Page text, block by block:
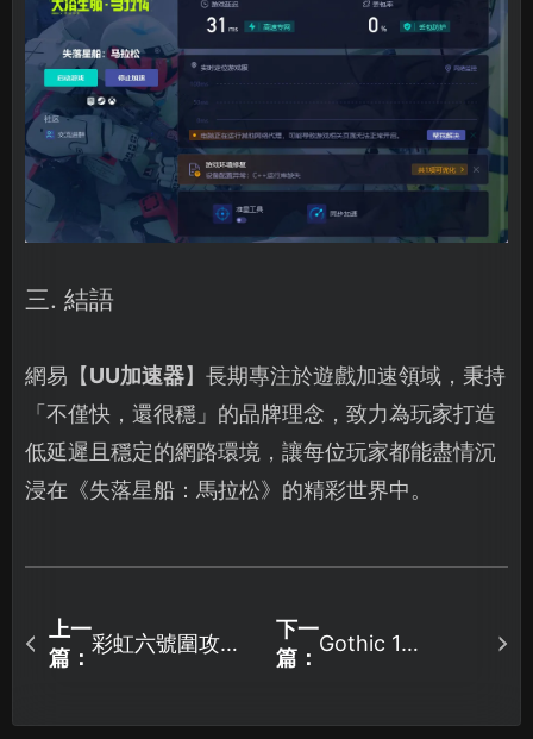
三. 結語
網易【UU加速器】長期專注於遊戲加速領域，秉持
「不僅快，還很穩」的品牌理念，致力為玩家打造
低延遲且穩定的網路環境，讓每位玩家都能盡情沉
浸在《失落星船：馬拉松》的精彩世界中。
上一
篇：
彩虹六號圍攻加
下一
篇：
Gothic 1
速排除常見的故